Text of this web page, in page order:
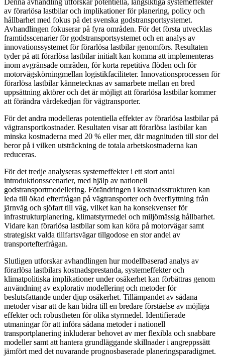
av förarlösa lastbilar och implikationer för planering, policy och
hållbarhet med fokus på det svenska godstransportsystemet.
Avhandlingen fokuserar på fyra områden. För det första utvecklas
framtidsscenarier för godstransportsystemet och en analys av
innovationssystemet för förarlösa lastbilar genomförs. Resultaten
tyder på att förarlösa lastbilar initialt kan komma att implementeras
inom avgränsade områden, för korta repetitiva flöden och för
motorvägskörningmellan logistikfaciliteter. Innovationsprocessen för
förarlösa lastbilar kännetecknas av samarbete mellan en bred
uppsättning aktörer och det är möjligt att förarlösa lastbilar kommer
att förändra värdekedjan för vägtransporter.
För det andra modelleras potentiella effekter av förarlösa lastbilar på
vägtransportkostnader. Resultaten visar att förarlösa lastbilar kan
minska kostnaderna med 20 % eller mer, där magnituden till stor del
beror på i vilken utsträckning de totala arbetskostnaderna kan
reduceras.
För det tredje analyseras systemeffekter i ett stort antal
introduktionsscenarier, med hjälp av nationell
godstransportmodellering. Förändringen i kostnadsstrukturen kan
leda till ökad efterfrågan på vägtransporter och överflyttning från
järnväg och sjöfart till väg, vilket kan ha konsekvenser för
infrastrukturplanering, klimatstyrmedel och miljömässig hållbarhet.
Vidare kan förarlösa lastbilar som kan köra på motorvägar samt
strategiskt valda tillfartsvägar tillgodose en stor andel av
transportefterfrågan.
Slutligen utforskar avhandlingen hur modellbaserad analys av
förarlösa lastbilars kostnadsprestanda, systemeffekter och
klimatpolitiska implikationer under osäkerhet kan förbättras genom
användning av explorativ modellering och metoder för
beslutsfattande under djup osäkerhet. Tillämpandet av sådana
metoder visar att de kan bidra till en bredare förståelse av möjliga
effekter och robustheten för olika styrmedel. Identifierade
utmaningar för att införa sådana metoder i nationell
transportplanering inkluderar behovet av mer flexibla och snabbare
modeller samt att hantera grundläggande skillnader i angreppssätt
jämfört med det nuvarande prognosbaserade planeringsparadigmet.